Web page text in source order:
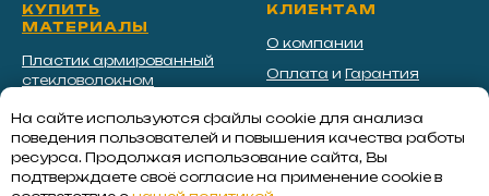
На сайте используются файлы cookie для анализа
поведения пользователей и повышения качества работы
ресурса. Продолжая использование сайта, Вы
подтверждаете своё согласие на применение cookie в
КУПИТЬ
МАТЕРИАЛЫ
Пластик армированный
стекловолокном
Экструдированный
пенополистирол
Сэндвич панели для
фургонов
КЛИЕНТАМ
О компании
Оплата и Гарантия
Контакты
Реквизиты